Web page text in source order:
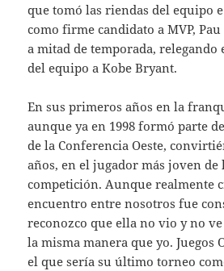
que tomó las riendas del equipo
como firme candidato a MVP,
a mitad de temporada,
del equipo a Kobe Bryant.
En sus primeros años en la
aunque ya en 1998 formó parte
de la Conferencia Oeste,
años, en el jugador más joven de
competición. Aunque realmente
encuentro entre nosotros fue
reconozco que ella no vio y no
la misma manera que yo. Juegos
el que sería su último torneo